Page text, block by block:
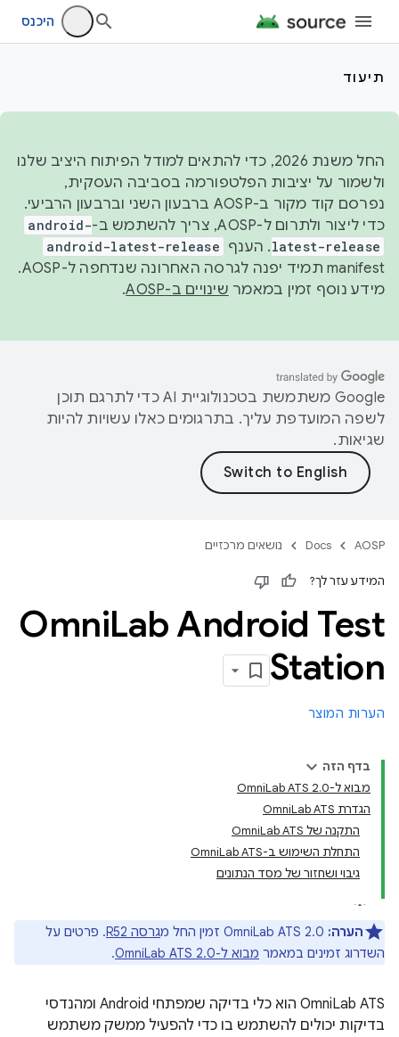
היכנס
תיעוד
החל משנת 2026, כדי להתאים למודל הפיתוח היציב שלנו
ולשמור על יציבות הפלטפורמה בסביבה העסקית,
נפרסם קוד מקור ב-AOSP ברבעון השני וברבעון הרביעי.
כדי ליצור ולתרום ל-AOSP, צריך להשתמש ב-
android-
latest-release. הענף android-latest-release
manifest תמיד יפנה לגרסה האחרונה שנדחפה ל-AOSP.
מידע נוסף זמין במאמר שינויים ב-AOSP .
‫Google משתמשת בטכנולוגיית AI כדי לתרגם תוכן
לשפה המועדפת עליך. בתרגומים כאלו עשויות להיות
שגיאות.
AOSP
Docs נושאים מרכזיים
המידע עזר לך?
OmniLab Android Test
Station
הערות המוצר
בדף הזה
מבוא ל-OmniLab ATS 2.0
הגדרת OmniLab ATS
התקנה של OmniLab ATS
התחלת השימוש ב-OmniLab ATS
גיבוי ושחזור של מסד הנתונים
הערה: גרסה R52
. פרטים על
השדרוג זמינים במאמר מבוא ל-OmniLab ATS 2.0 .
‫OmniLab ATS הוא כלי בדיקה שמפתחי Android ומהנדסי
בדיקות יכולים להשתמש בו כדי להפעיל ממשק משתמש